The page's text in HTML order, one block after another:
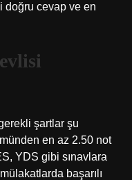
doğru cevap ve en
şartlar şu
en az 2.50 not
YDS gibi sınavlara
başarılı